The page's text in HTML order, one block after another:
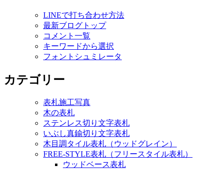
LINEで打ち合わせ方法
最新ブログトップ
コメント一覧
キーワードから選択
フォントシュミレータ
カテゴリー
表札施工写真
木の表札
ステンレス切り文字表札
いぶし真鍮切り文字表札
木目調タイル表札（ウッドグレイン）
FREE-STYLE表札（フリースタイル表札）
ウッドベース表札